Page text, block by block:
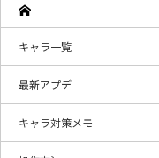
キャラ一覧
最新アプデ
キャラ対策メモ